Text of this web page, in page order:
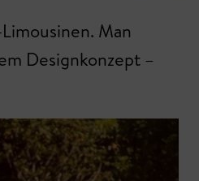
Man
Designkonzept –